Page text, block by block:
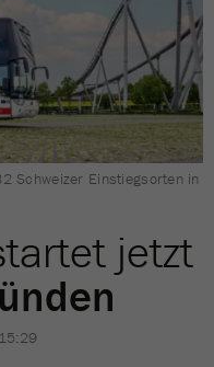
Schweizer Einstiegsorten in
jetzt